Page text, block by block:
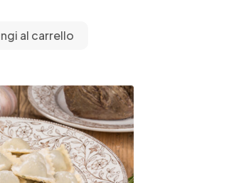
al carrello